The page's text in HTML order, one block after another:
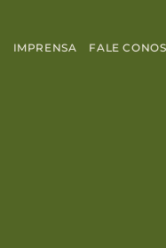
IMPRENSA FALE